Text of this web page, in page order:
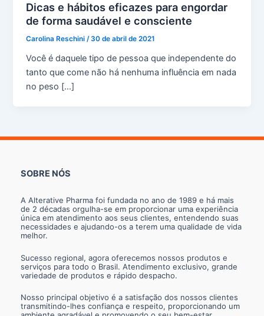
Dicas e hábitos eficazes para engordar
de forma saudável e consciente
Carolina Reschini/30 de abril de 2021
Você é daquele tipo de pessoa que independente do
tanto que come não há nenhuma influência em nada
no peso […]
SOBRE NÓS
A Alterative Pharma foi fundada no ano de 1989 e há mais
de 2 décadas orgulha-se em proporcionar uma experiência
única em atendimento aos seus clientes, entendendo suas
necessidades e ajudando-os a terem uma qualidade de vida
melhor.
Sucesso regional, agora oferecemos nossos produtos e
serviços para todo o Brasil. Atendimento exclusivo, grande
variedade de produtos e rápido despacho.
Nosso principal objetivo é a satisfação dos nossos clientes
transmitindo-lhes confiança e respeito, proporcionando um